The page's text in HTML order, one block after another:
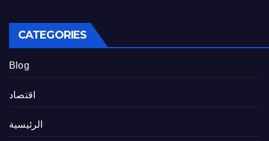
CATEGORIES
Blog
اقتصاد
الرئيسية